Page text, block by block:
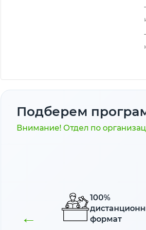
Подберем
Внимание! Отдел по
100%
формат
←